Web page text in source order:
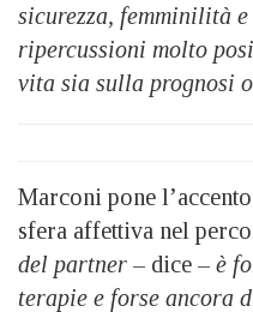
sicurezza, femminilità
ripercussioni molto
vita sia sulla prognosi
Marconi pone
sfera affettiva nel
del partner – dice – è
terapie e forse ancora